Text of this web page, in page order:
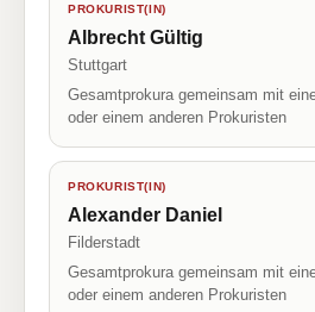
PROKURIST(IN)
Albrecht Gültig
Stuttgart
Gesamtprokura gemeinsam mit
oder einem anderen Prokuristen
PROKURIST(IN)
Alexander Daniel
Filderstadt
Gesamtprokura gemeinsam mit
oder einem anderen Prokuristen